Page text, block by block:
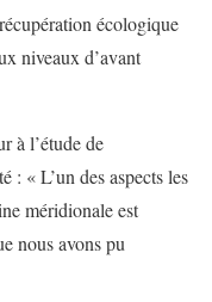
écologique
niveaux d’avant
à l’étude de
: « L’un des aspects les
méridionale est
nous avons pu